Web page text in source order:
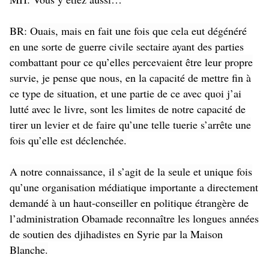
BR: Ouais, mais en fait une fois que cela eut dégénéré
en une sorte de guerre civile sectaire ayant des parties
combattant pour ce qu’elles percevaient être leur propre
survie, je pense que nous, en la capacité de mettre fin à
ce type de situation, et une partie de ce avec quoi j’ai
lutté avec le livre, sont les limites de notre capacité de
tirer un levier et de faire qu’une telle tuerie s’arrête une
fois qu’elle est déclenchée.
A notre connaissance, il s’agit de la seule et unique fois
qu’une organisation médiatique importante a directement
demandé à un haut-conseiller en politique étrangère de
l’administration Obamade reconnaître les longues années
de soutien des djihadistes en Syrie par la Maison
Blanche.